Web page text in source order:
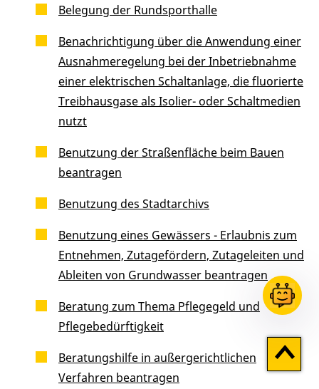
Belegung der Rundsporthalle
Benachrichtigung über die Anwendung einer
Ausnahmeregelung bei der Inbetriebnahme
einer elektrischen Schaltanlage, die fluorierte
Treibhausgase als Isolier- oder Schaltmedien
nutzt
Benutzung der Straßenfläche beim Bauen
beantragen
Benutzung des Stadtarchivs
Benutzung eines Gewässers - Erlaubnis zum
Entnehmen, Zutagefördern, Zutageleiten und
Ableiten von Grundwasser beantragen
Beratung zum Thema Pflegegeld und
Pflegebedürftigkeit
Beratungshilfe in außergerichtlichen
Verfahren beantragen
Zum